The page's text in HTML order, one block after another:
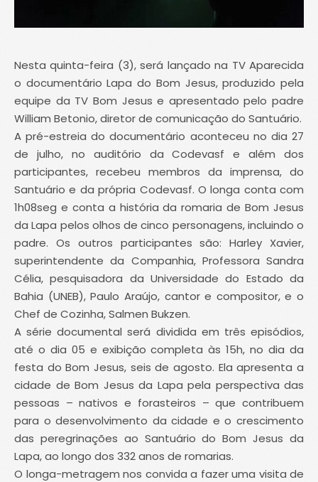
Nesta quinta-feira (3), será lançado na TV Aparecida
o documentário Lapa do Bom Jesus, produzido pela
equipe da TV Bom Jesus e apresentado pelo padre
William Betonio, diretor de comunicação do Santuário.
A pré-estreia do documentário aconteceu no dia 27
de julho, no auditório da Codevasf e além dos
participantes, recebeu membros da imprensa, do
Santuário e da própria Codevasf. O longa conta com
1h08seg e conta a história da romaria de Bom Jesus
da Lapa pelos olhos de cinco personagens, incluindo o
padre. Os outros participantes são: Harley Xavier,
superintendente da Companhia, Professora Sandra
Célia, pesquisadora da Universidade do Estado da
Bahia (UNEB), Paulo Araújo, cantor e compositor, e o
Chef de Cozinha, Salmen Bukzen.
A série documental será dividida em três episódios,
até o dia 05 e exibição completa às 15h, no dia da
festa do Bom Jesus, seis de agosto. Ela apresenta a
cidade de Bom Jesus da Lapa pela perspectiva das
pessoas – nativos e forasteiros – que contribuem
para o desenvolvimento da cidade e o crescimento
das peregrinações ao Santuário do Bom Jesus da
Lapa, ao longo dos 332 anos de romarias.
O longa-metragem nos convida a fazer uma visita de